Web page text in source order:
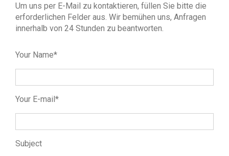
Um uns per E-Mail zu kontaktieren, füllen Sie bitte die
erforderlichen Felder aus. Wir bemühen uns, Anfragen
innerhalb von 24 Stunden zu beantworten.
Your Name*
Your E-mail*
Subject